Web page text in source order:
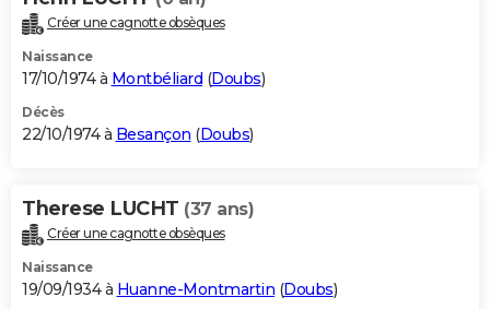
Créer une cagnotte obsèques
Naissance
17/10/1974 à Montbéliard (Doubs)
Décès
22/10/1974 à Besançon (Doubs)
Therese LUCHT (37 ans)
Créer une cagnotte obsèques
Naissance
19/09/1934 à Huanne-Montmartin (Doubs)